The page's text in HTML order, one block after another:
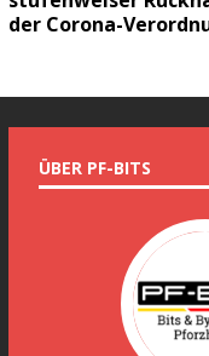
der Corona-
ÜBER PF-BITS